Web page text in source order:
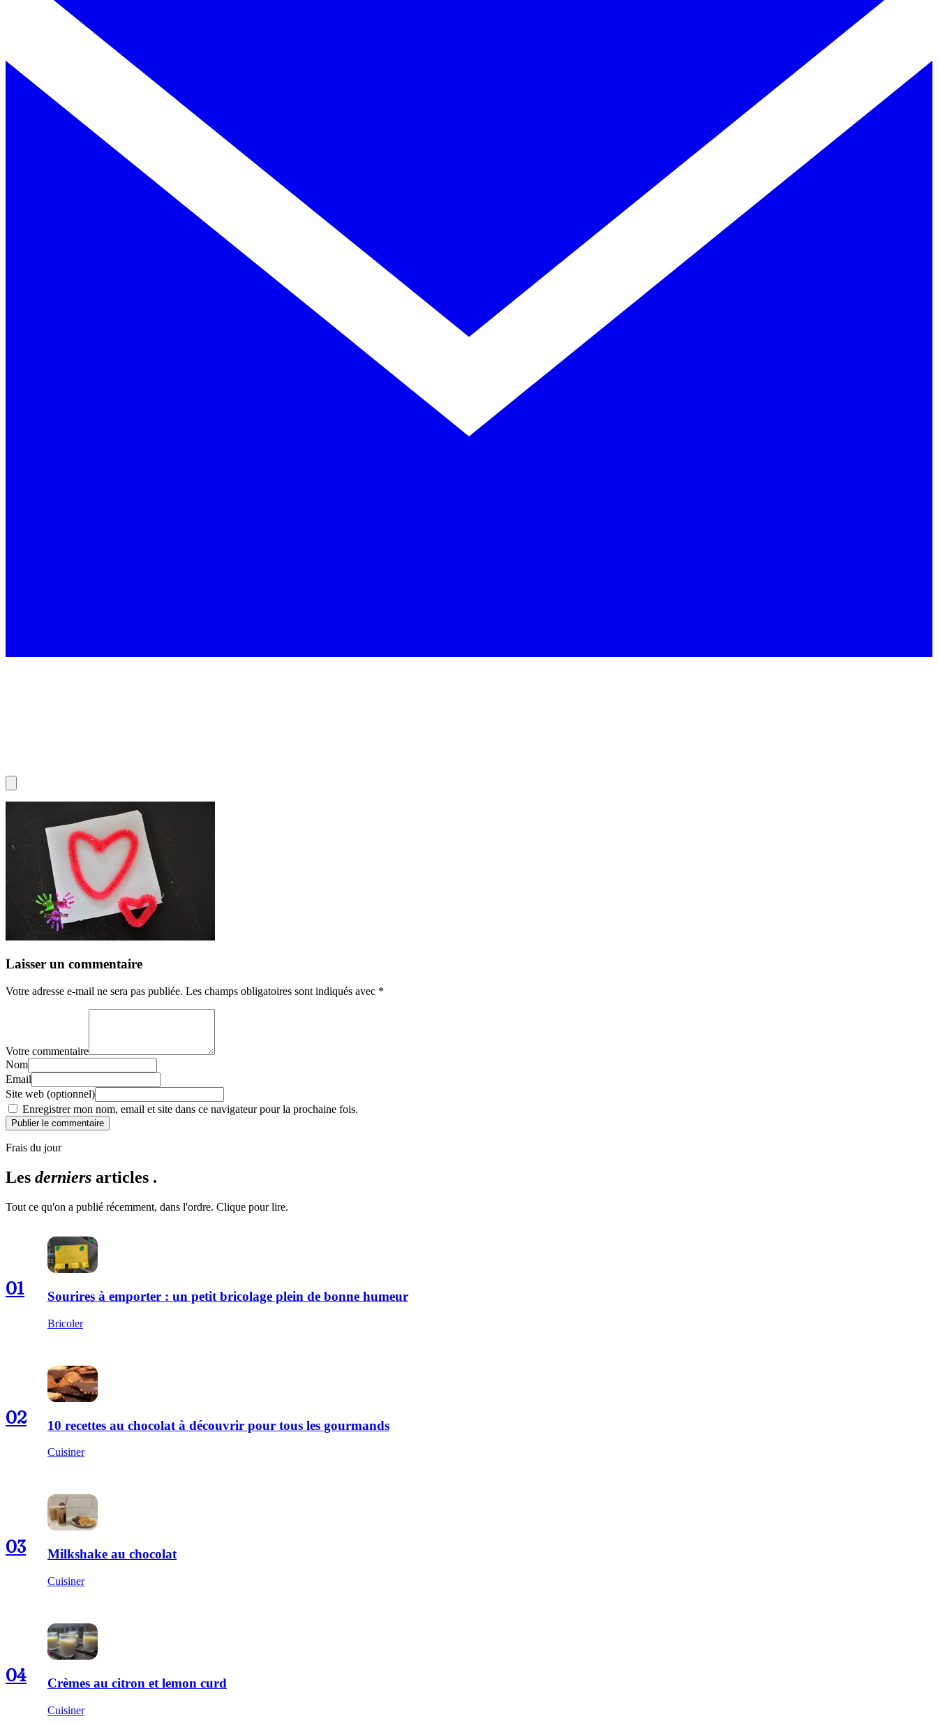
Laisser un commentaire
Votre adresse e-mail ne sera pas publiée. Les champs obligatoires sont indiqués avec *
Votre commentaire
Nom
Email
Site web (optionnel)
Enregistrer mon nom, email et site dans ce navigateur pour la prochaine fois.
Publier le commentaire
Frais du jour
Les derniers articles .
Tout ce qu'on a publié récemment, dans l'ordre. Clique pour lire.
01 Sourires à emporter : un petit bricolage plein de bonne humeur
Bricoler
02 10 recettes au chocolat à découvrir pour tous les gourmands
Cuisiner
03 Milkshake au chocolat
Cuisiner
04 Crèmes au citron et lemon curd
Cuisiner